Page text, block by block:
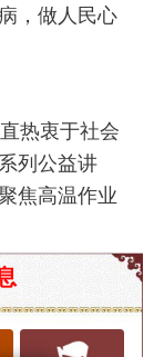
，做人民心
热衷于社会
列公益讲
焦高温作业
“实时排行
来无尽的痛